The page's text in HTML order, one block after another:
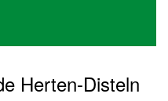
Herten-Disteln